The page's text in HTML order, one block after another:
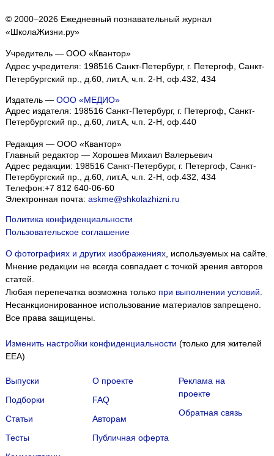
© 2000–2026 Ежедневный познавательный журнал
«ШколаЖизни.ру»
Учредитель — ООО «Квантор»
Адрес учредителя: 198516 Санкт-Петербург, г. Петергоф, Санкт-
Петербургский пр., д.60, лит.А, ч.п. 2-Н, оф.432, 434
Издатель — ООО «МЕДИО»
Адрес издателя: 198516 Санкт-Петербург, г. Петергоф, Санкт-
Петербургский пр., д.60, лит.А, ч.п. 2-Н, оф.440
Редакция — ООО «Квантор»
Главный редактор — Хорошев Михаил Валерьевич
Адрес редакции: 198516 Санкт-Петербург, г. Петергоф, Санкт-
Петербургский пр., д.60, лит.А, ч.п. 2-Н, оф.432, 434
Телефон:+7 812 640-06-60
Электронная почта: askme@shkolazhizni.ru
Политика конфиденциальности
Пользовательское соглашение
О фотографиях и других изображениях, используемых на сайте.
Мнение редакции не всегда совпадает с точкой зрения авторов
статей.
Любая перепечатка возможна только при выполнении условий.
Несанкционированное использование материалов запрещено.
Все права защищены.
Изменить настройки конфиденциальности (только для жителей
EEA)
Выпуски
Подборки
Статьи
Тесты
О проекте
FAQ
Авторам
Публичная оферта
Реклама на
проекте
Обратная связь